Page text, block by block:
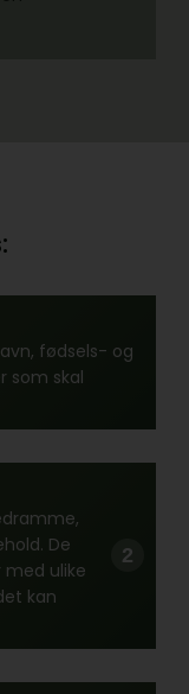
fødsels- og
som skal
De
ulike
kan